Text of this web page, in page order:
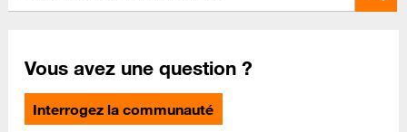
Vous avez une question ?
Interrogez la communauté